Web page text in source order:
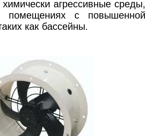
химически агрессивные среды,
с повышенной
как бассейны.